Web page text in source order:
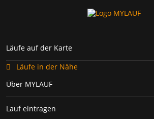
Läufe auf der Karte
Läufe in der Nähe
Über MYLAUF
Lauf eintragen